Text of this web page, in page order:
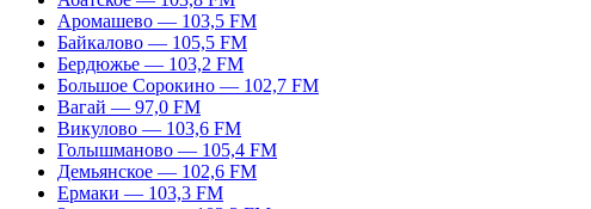
Аромашево — 103,5 FM
Байкалово — 105,5 FM
Бердюжье — 103,2 FM
Большое Сорокино — 102,7 FM
Вагай — 97,0 FM
Викулово — 103,6 FM
Голышманово — 105,4 FM
Демьянское — 102,6 FM
Ермаки — 103,3 FM